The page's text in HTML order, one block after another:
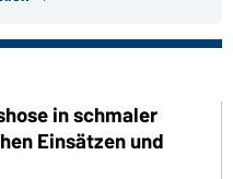
in schmaler
Einsätzen und